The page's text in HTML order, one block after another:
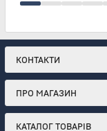
КОНТАКТИ
ПРО МАГАЗИН
КАТАЛОГ ТОВАРІВ